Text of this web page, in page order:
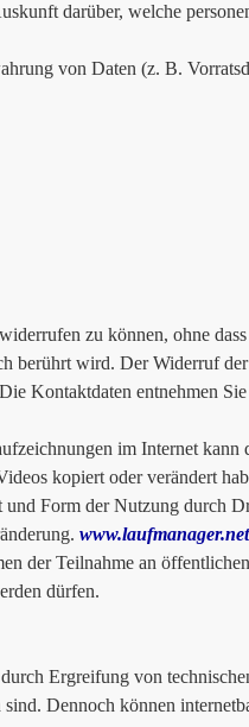
darüber, welche
von Daten (z. B.
zu können, ohne
berührt wird. Der Widerruf
Kontaktdaten entnehmen Sie
im Internet kann
kopiert oder verändert
Form der Nutzung durch
www.laufmanager.net
der Teilnahme an
dürfen.
Ergreifung von
Dennoch können